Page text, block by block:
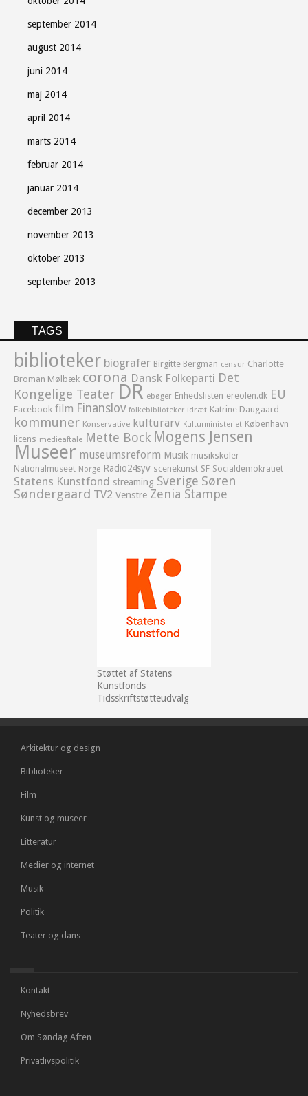
september 2014
august 2014
juni 2014
maj 2014
april 2014
marts 2014
februar 2014
januar 2014
december 2013
november 2013
oktober 2013
september 2013
TAGS
biblioteker biografer Birgitte Bergman censur Charlotte
Broman Mølbæk corona Dansk Folkeparti Det
Kongelige Teater DR ebøger Enhedslisten ereolen.dk EU
Facebook film Finanslov folkebiblioteker idræt Katrine Daugaard
kommuner Konservative kulturarv Kulturministeriet København
licens medieaftale Mette Bock Mogens Jensen
Museer museumsreform Musik musikskoler
Nationalmuseet Norge Radio24syv scenekunst SF Socialdemokratiet
Statens Kunstfond streaming Sverige Søren
Søndergaard TV2 Venstre Zenia Stampe
Støttet af Statens
Kunstfonds
Tidsskriftstøtteudvalg
Arkitektur og design
Biblioteker
Film
Kunst og museer
Litteratur
Medier og internet
Musik
Politik
Teater og dans
Kontakt
Nyhedsbrev
Om Søndag Aften
Privatlivspolitik